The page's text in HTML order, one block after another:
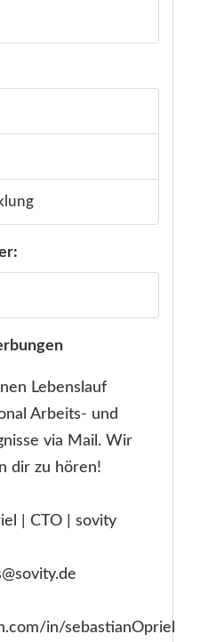
Lebenslauf
Arbeits- und
via Mail. Wir
dir zu hören!
| CTO | sovity
in/sebastianOpriel